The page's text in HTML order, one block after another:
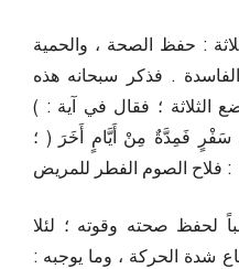
: حفظ الصحة ، والحمية
. فذكر سبحانه هذه
الثلاثة ؛ فقال في آية : )
فَمِدَّةٌ مِنْ أَيَّامٍ أَخَرَ ( ؛
فلاح الصوم الفطر للمريض :
لحفظ صحته وقوته ؛ لئلا
شدة الحركة ، وما يوجبه :